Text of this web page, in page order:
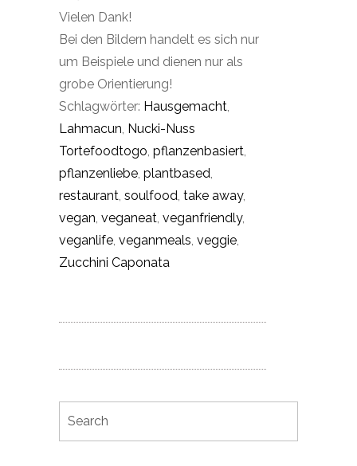
Vielen Dank!
Bei den Bildern handelt es sich nur
um Beispiele und dienen nur als
grobe Orientierung!
Schlagwörter: Hausgemacht,
Lahmacun, Nucki-Nuss
Tortefoodtogo, pflanzenbasiert,
pflanzenliebe, plantbased,
restaurant, soulfood, take away,
vegan, veganeat, veganfriendly,
veganlife, veganmeals, veggie,
Zucchini Caponata